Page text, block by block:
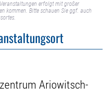
erfolgt mit großer
kommen. Bitte schauen Sie ggf. auch
Ariowitsch-